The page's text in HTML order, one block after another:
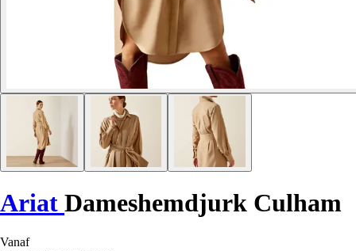
Ariat Dameshemdjurk Culham
Vanaf